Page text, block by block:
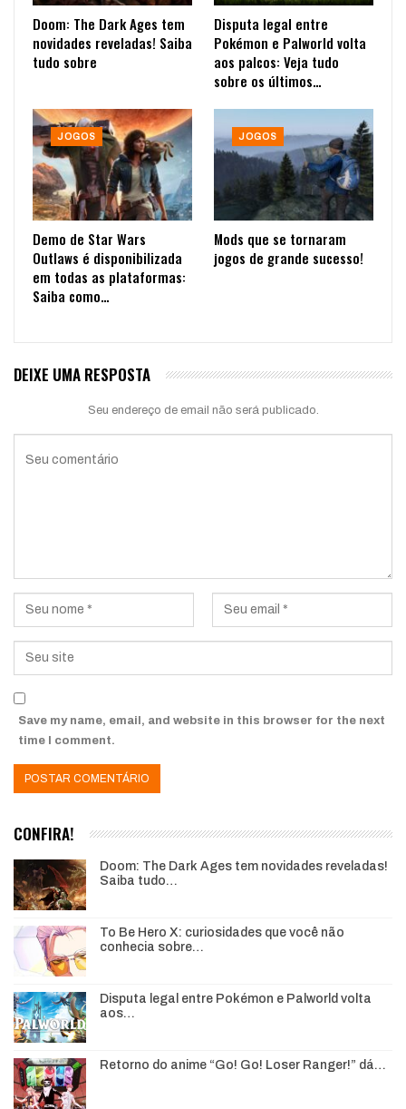
Doom: The Dark Ages tem
novidades reveladas! Saiba
tudo sobre
Disputa legal entre
Pokémon e Palworld volta
aos palcos: Veja tudo
sobre os últimos…
JOGOS
Demo de Star Wars
Outlaws é disponibilizada
em todas as plataformas:
Saiba como…
JOGOS
Mods que se tornaram
jogos de grande sucesso!
DEIXE UMA RESPOSTA
Seu endereço de email não será publicado.
Save my name, email, and website in this browser for the next
time I comment.
CONFIRA!
Doom: The Dark Ages tem novidades reveladas!
Saiba tudo…
To Be Hero X: curiosidades que você não
conhecia sobre…
Disputa legal entre Pokémon e Palworld volta
aos…
Retorno do anime “Go! Go! Loser Ranger!” dá…